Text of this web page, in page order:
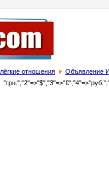
лёгкие отношения Объявление